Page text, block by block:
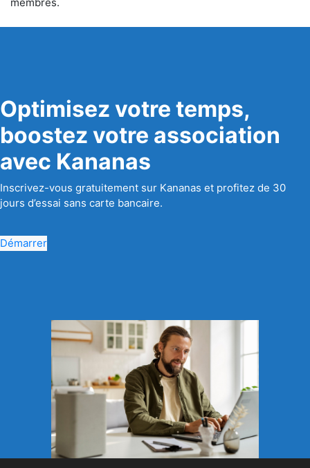
Optimisez votre temps,
boostez votre association
avec Kananas
Inscrivez-vous gratuitement sur Kananas et profitez de 30
jours d’essai sans carte bancaire.
Démarrer